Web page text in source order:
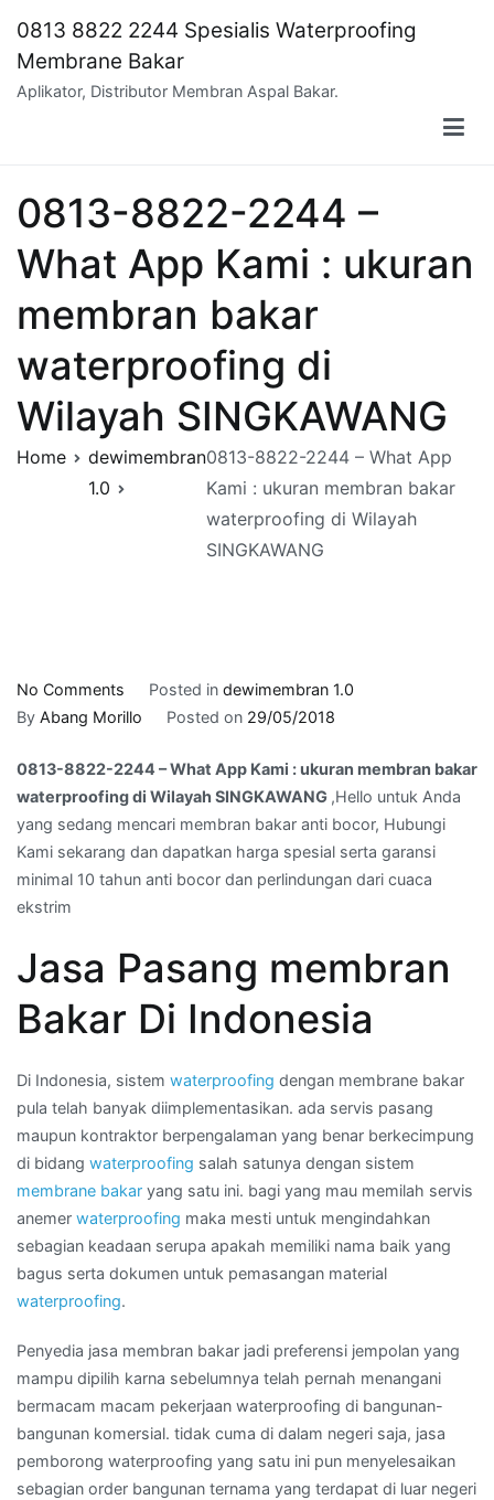
content
0813 8822 2244 Spesialis Waterproofing
Membrane Bakar
Aplikator, Distributor Membran Aspal Bakar.
0813-8822-2244 –
What App Kami : ukuran
membran bakar
waterproofing di
Wilayah SINGKAWANG
Home
dewimembran
1.0
0813-8822-2244 – What App
Kami : ukuran membran bakar
waterproofing di Wilayah
SINGKAWANG
No Comments
0813-
2244
–
What
App
Kami
membran
waterproofing
Wilayah
SINGKAWANG
Posted in dewimembran 1.0
By Abang Morillo Posted on 29/05/2018
0813-8822-2244 – What App Kami : ukuran membran bakar
waterproofing di Wilayah SINGKAWANG ,Hello untuk Anda
yang sedang mencari membran bakar anti bocor, Hubungi
Kami sekarang dan dapatkan harga spesial serta garansi
minimal 10 tahun anti bocor dan perlindungan dari cuaca
ekstrim
Jasa Pasang membran
Bakar Di Indonesia
Di Indonesia, sistem waterproofing dengan membrane bakar
pula telah banyak diimplementasikan. ada servis pasang
maupun kontraktor berpengalaman yang benar berkecimpung
di bidang waterproofing salah satunya dengan sistem
membrane bakar yang satu ini. bagi yang mau memilah servis
anemer waterproofing maka mesti untuk mengindahkan
sebagian keadaan serupa apakah memiliki nama baik yang
bagus serta dokumen untuk pemasangan material
waterproofing.
Penyedia jasa membran bakar jadi preferensi jempolan yang
mampu dipilih karna sebelumnya telah pernah menangani
bermacam macam pekerjaan waterproofing di bangunan-
bangunan komersial. tidak cuma di dalam negeri saja, jasa
pemborong waterproofing yang satu ini pun menyelesaikan
sebagian order bangunan ternama yang terdapat di luar negeri